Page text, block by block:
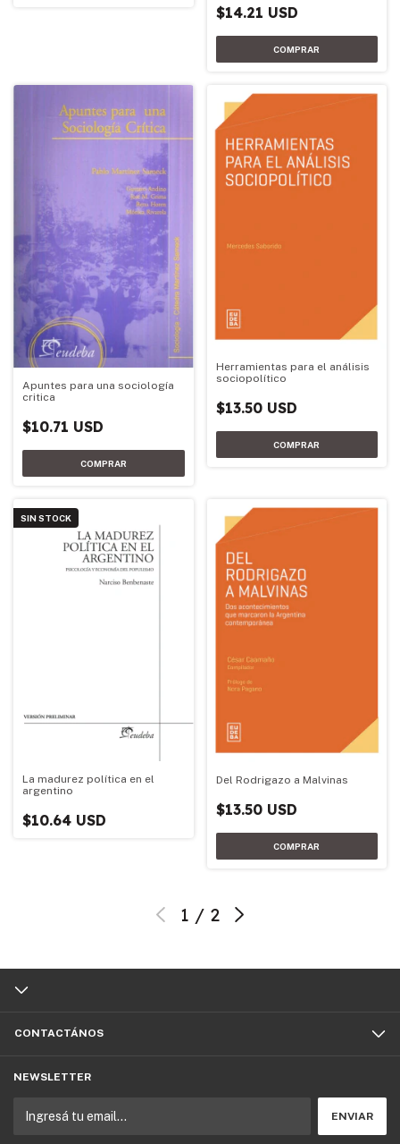
$14.21 USD
Apuntes para una sociología
critica
$10.71 USD
Herramientas para el análisis
sociopolítico
$13.50 USD
SIN STOCK
La madurez política en el
argentino
$10.64 USD
Del Rodrigazo a Malvinas
$13.50 USD
1 / 2
CONTACTÁNOS
NEWSLETTER